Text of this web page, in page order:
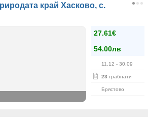
край Хасково, с.
27.61€
54.00лв
11.12 - 30.09
23 грабнати
Брястово